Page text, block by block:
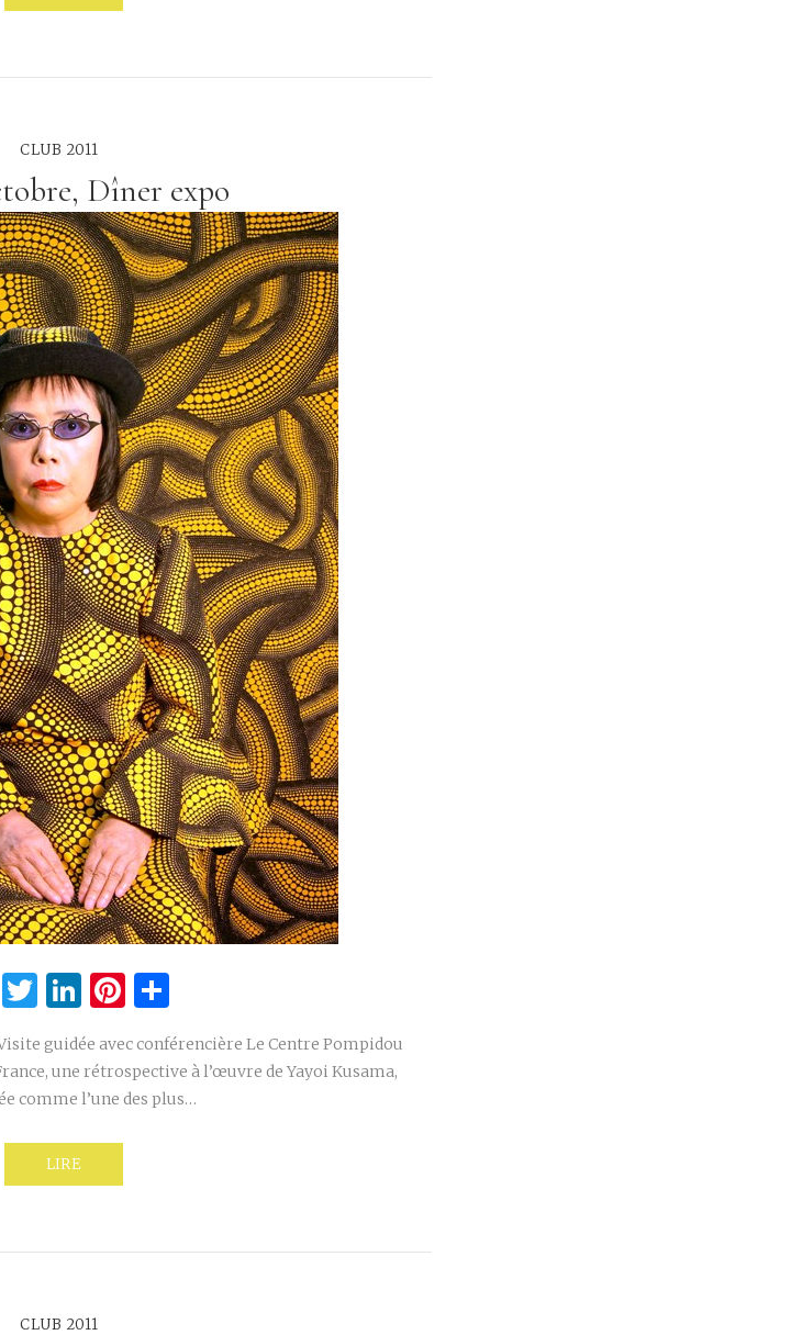
CLUB 2011
Dîner expo
Facebook
Twitter
LinkedIn
Pinterest
guidée avec conférencière Le Centre Pompidou
une rétrospective à l’œuvre de Yayoi Kusama,
comme l’une des plus…
LIRE
CLUB 2011